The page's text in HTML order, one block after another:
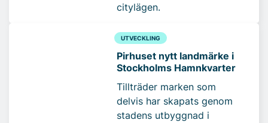
citylägen.
UTVECKLING
Pirhuset nytt landmärke i
Stockholms Hamnkvarter
Tillträder marken som
delvis har skapats genom
stadens utbyggnad i